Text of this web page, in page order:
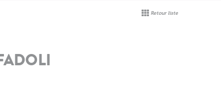
Retour liste